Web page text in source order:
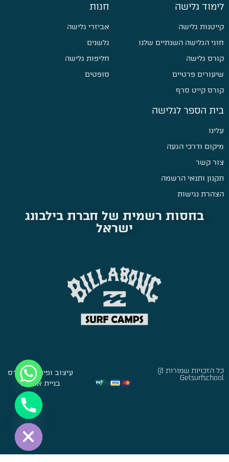
לימוד גלישה
קייטנות גלישה
חוגי הגלישה השנתיים שלנו
קורס גלישה
שיעורים פרטיים
קורס קייט סרף
חנות
אביזרי גלישה
גלשנים
חליפות גלישה
סופטים
בית הספר לגלישה
עלינו
מיקום ודרכי הגעה
צור קשר
תקנון ותנאי הרשמה
הצהרת נגישות
בחסות רשמית של חברת בילבונג
ישראל
כל הזכויות שמורות @
Getsurfschool
עיצוב ופיתוח:סברס
בניית אתרים
Hide chaty